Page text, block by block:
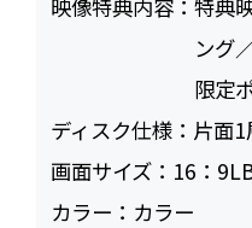
映像特典内容：特典
ング
限定
ディスク仕様： 片面1
画面サイズ： 16：
カラー： カラー